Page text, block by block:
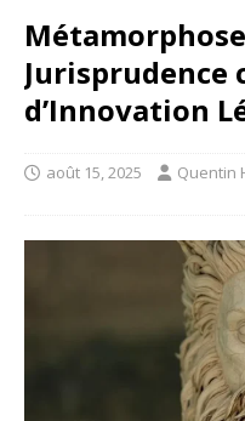
Jurisprudence
d’Innovation
août 15, 2025 Quentin